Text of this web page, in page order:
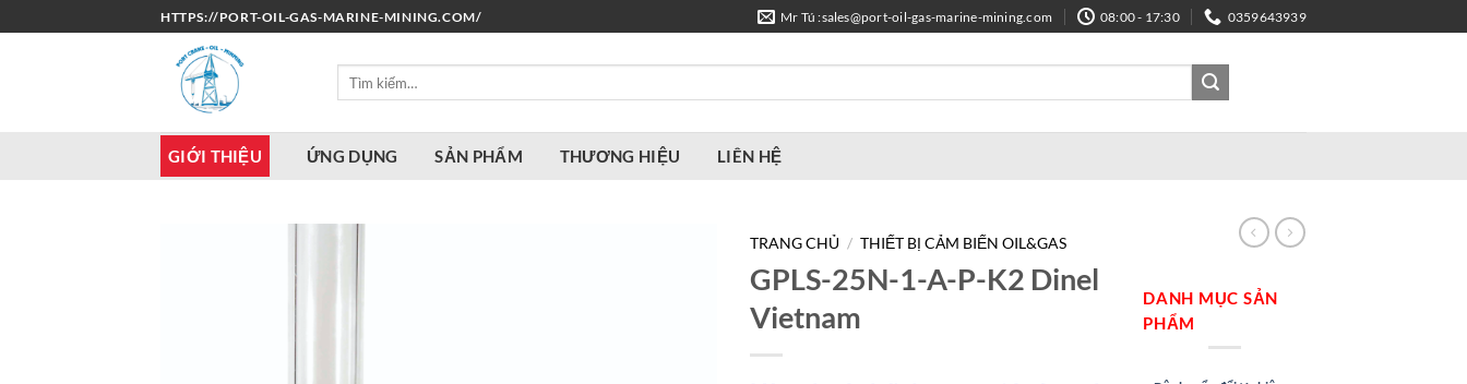
qua
HTTPS://PORT-OIL-GAS-MARINE-MINING.COM/ Mr Tú :sales@port-oil-gas-marine-mining.com 08:00 - 17:30 0359643939
GIỚI THIỆU ỨNG DỤNG SẢN PHẨM THƯƠNG HIỆU LIÊN HỆ
TRANG CHỦ / THIẾT BỊ CẢM BIẾN OIL&GAS
GPLS-25N-1-A-P-K2 Dinel
Vietnam
DANH MỤC SẢN
PHẨM